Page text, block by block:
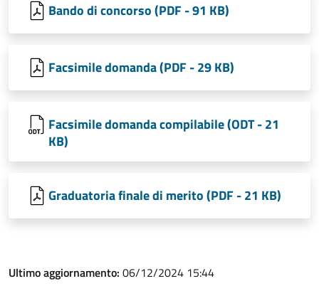
Bando di concorso (PDF - 91 KB)
Facsimile domanda (PDF - 29 KB)
Facsimile domanda compilabile (ODT - 21
KB)
Graduatoria finale di merito (PDF - 21 KB)
Ultimo aggiornamento: 06/12/2024 15:44